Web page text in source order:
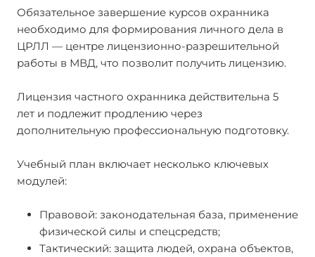
Обязательное завершение курсов охранника
необходимо для формирования личного дела в
ЦРЛЛ — центре лицензионно-разрешительной
работы в МВД, что позволит получить лицензию.
Лицензия частного охранника действительна 5
лет и подлежит продлению через
дополнительную профессиональную подготовку.
Учебный план включает несколько ключевых
модулей:
Правовой: законодательная база, применение
физической силы и спецсредств;
Тактический: защита людей, охрана объектов,